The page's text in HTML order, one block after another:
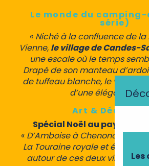
Le monde du
série)
« Niché à la confluence de la
Vienne, le village de Candes-
une escale où le temps
Drapé de son manteau
de tuffeau blanche, le village
d’une élégance
Art &
Spécial Noël au pays des
« D’Amboise à Chenonceau,
La Touraine royale et élégante
autour de ces deux villes,